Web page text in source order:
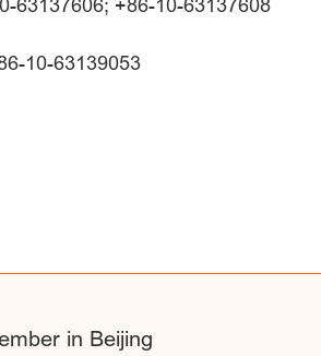
63137606; +86-10-63137608
10-63139053
in Beijing